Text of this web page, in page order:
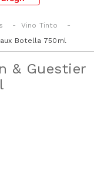
Vino Tinto
Botella 750ml
& Guestier